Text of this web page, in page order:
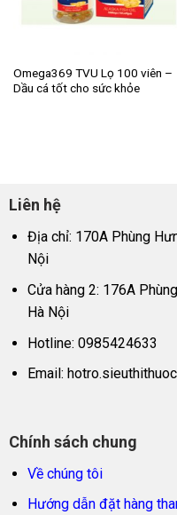
Omega369 TVU Lọ 100 viên –
Dầu cá tốt cho sức khỏe
Liên hệ
Địa chỉ: 170A Phùng
Nội
Cửa hàng 2: 176A
Hà Nội
Hotline: 0985424633
Email:
Chính sách chung
Về chúng tôi
Hướng dẫn đặt hàng